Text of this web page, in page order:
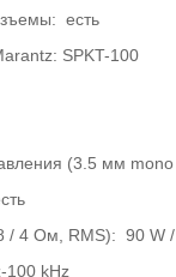
есть
SPKT-100
(3.5 мм mono
/ 4 Ом, RMS): 90 W
100 kHz